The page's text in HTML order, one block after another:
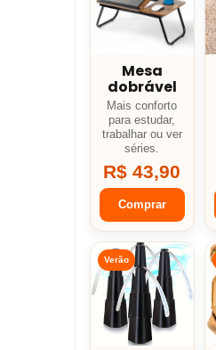
Mesa
dobrável
Mais conforto
para estudar,
trabalhar ou ver
séries.
R$ 43,90
Comprar
Verão